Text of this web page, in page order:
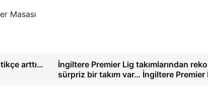
Masası
arttı…
İngiltere Premier Lig takımlarından
sürpriz bir takım var… İngiltere